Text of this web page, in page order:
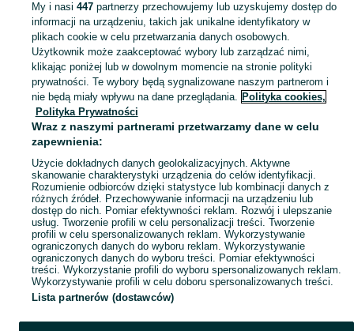
Mapa kategorii
Mapa miejscowości
Mapa ministron
Popularne wyszukiwania
My i nasi 447partnerzy przechowujemy lub uzyskujemy dostęp do
informacji na urządzeniu, takich jak unikalne identyfikatory w
plikach cookie w celu przetwarzania danych osobowych.
Użytkownik może zaakceptować wybory lub zarządzać nimi,
klikając poniżej lub w dowolnym momencie na stronie polityki
prywatności. Te wybory będą sygnalizowane naszym partnerom i
nie będą miały wpływu na dane przeglądania. Polityka cookies,
Polityka Prywatności
Wraz z naszymi partnerami przetwarzamy dane w celu
zapewnienia:
Użycie dokładnych danych geolokalizacyjnych. Aktywne
skanowanie charakterystyki urządzenia do celów identyfikacji.
Rozumienie odbiorców dzięki statystyce lub kombinacji danych z
różnych źródeł. Przechowywanie informacji na urządzeniu lub
dostęp do nich. Pomiar efektywności reklam. Rozwój i ulepszanie
usług. Tworzenie profili w celu personalizacji treści. Tworzenie
profili w celu spersonalizowanych reklam. Wykorzystywanie
ograniczonych danych do wyboru reklam. Wykorzystywanie
ograniczonych danych do wyboru treści. Pomiar efektywności
treści. Wykorzystanie profili do wyboru spersonalizowanych reklam.
Wykorzystywanie profili w celu doboru spersonalizowanych treści.
Lista partnerów (dostawców)